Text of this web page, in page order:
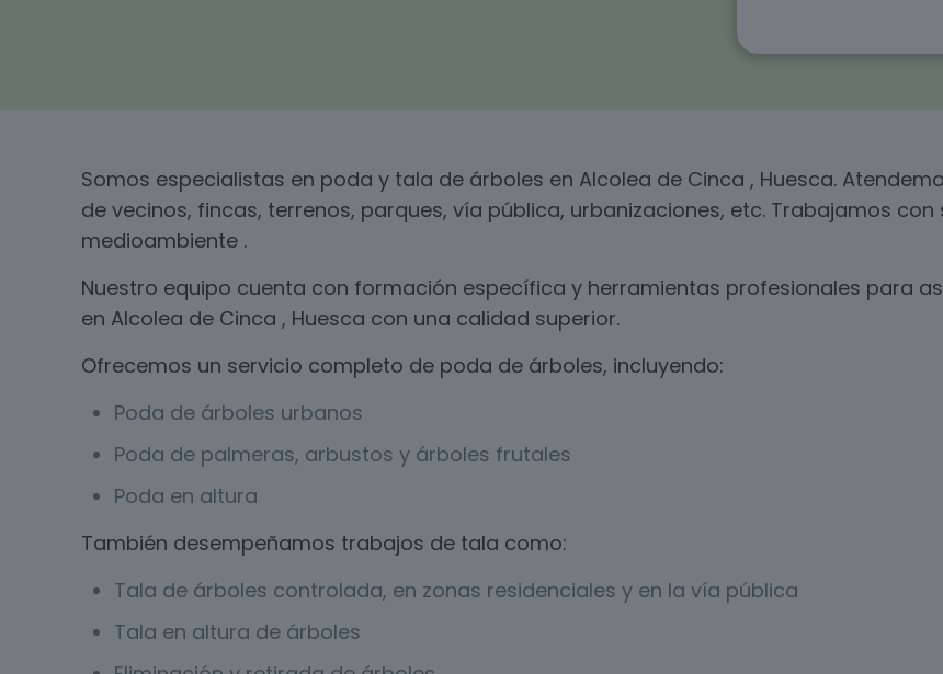
Somos especialistas en poda y tala de árboles en Alcolea de Cinca , Huesca.
de vecinos, fincas, terrenos, parques, vía pública, urbanizaciones, etc. Trabajamos
medioambiente .
Nuestro equipo cuenta con formación específica y herramientas profesionales para
en Alcolea de Cinca , Huesca con una calidad superior.
Ofrecemos un servicio completo de poda de árboles, incluyendo:
Poda de árboles urbanos
Poda de palmeras, arbustos y árboles frutales
Poda en altura
También desempeñamos trabajos de tala como:
Tala de árboles controlada, en zonas residenciales y en la vía pública
Tala en altura de árboles